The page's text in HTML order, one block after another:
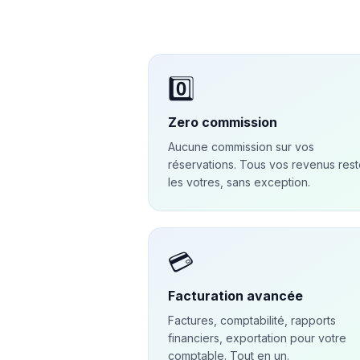
0️⃣
Zero commission
Aucune commission sur vos
réservations. Tous vos revenus
les votres, sans exception.
💳
Facturation avancée
Factures, comptabilité, rapports
financiers, exportation pour votre
comptable. Tout en un.